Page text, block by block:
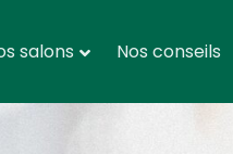
salons Nos conseils